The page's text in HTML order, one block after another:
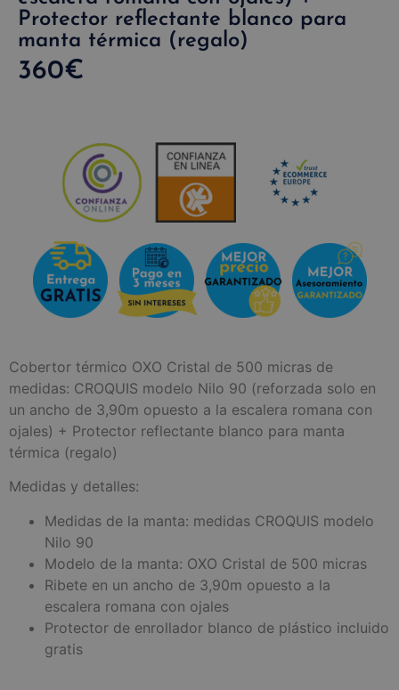
Protector reflectante blanco para
manta térmica (regalo)
360€
Cobertor térmico OXO Cristal de 500 micras de
medidas: CROQUIS modelo Nilo 90 (reforzada solo en
un ancho de 3,90m opuesto a la escalera romana con
ojales) + Protector reflectante blanco para manta
térmica (regalo)
Medidas y detalles:
Medidas de la manta: medidas CROQUIS modelo
Nilo 90
Modelo de la manta: OXO Cristal de 500 micras
Ribete en un ancho de 3,90m opuesto a la
escalera romana con ojales
Protector de enrollador blanco de plástico incluido
gratis